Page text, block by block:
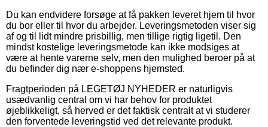
Du kan endvidere forsøge at få pakken leveret hjem til hvor
du bor eller til hvor du arbejder. Leveringsmetoden viser sig
af og til lidt mindre prisbillig, men tillige rigtig ligetil. Den
mindst kostelige leveringsmetode kan ikke modsiges at
være at hente varerne selv, men den mulighed beroer på at
du befinder dig nær e-shoppens hjemsted.
Fragtperioden på LEGETØJ NYHEDER er naturligvis
usædvanlig central om vi har behov for produktet
øjeblikkeligt, så herved er det faktisk centralt at vi studerer
den forventede leveringstid ved det relevante produkt.